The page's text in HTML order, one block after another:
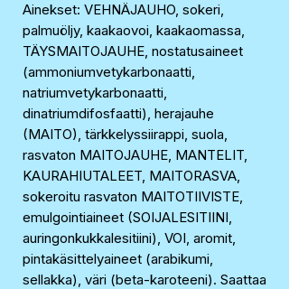
Ainekset: VEHNÄJAUHO, sokeri,
palmuöljy, kaakaovoi, kaakaomassa,
TÄYSMAITOJAUHE, nostatusaineet
(ammoniumvetykarbonaatti,
natriumvetykarbonaatti,
dinatriumdifosfaatti), herajauhe
(MAITO), tärkkelyssiirappi, suola,
rasvaton MAITOJAUHE, MANTELIT,
KAURAHIUTALEET, MAITORASVA,
sokeroitu rasvaton MAITOTIIVISTE,
emulgointiaineet (SOIJALESITIINI,
auringonkukkalesitiini), VOI, aromit,
pintakäsittelyaineet (arabikumi,
sellakka), väri (beta-karoteeni). Saattaa